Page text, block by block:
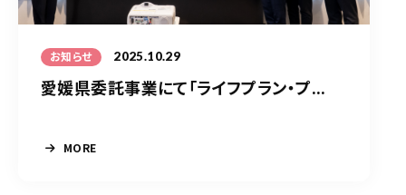
お知らせ 2025.10.29
愛媛県委託事業にて「ライフプラン・プ...
MORE